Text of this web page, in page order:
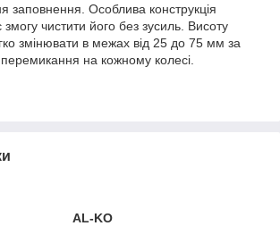
заповнення. Особлива конструкція
змогу чистити його без зусиль. Висоту
змінювати в межах від 25 до 75 мм за
на кожному колесі.
AL-KO